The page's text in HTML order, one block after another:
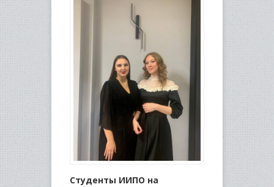
Студенты ИИПО на